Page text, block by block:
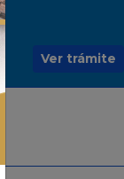
Ver trámite